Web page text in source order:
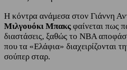
Η κόντρα ανάμεσα στον Γιάννη
Μιλγουόκι Μπακς φαίνεται πως
διαστάσεις, ξαθώς το NBA
που τα «Ελάφια» διαχειρίζονται
σούπερ σταρ.